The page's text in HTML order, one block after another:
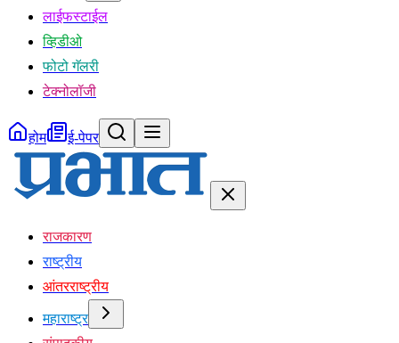
लाईफस्टाईल
व्हिडीओ
फोटो गॅलरी
टेक्नोलॉजी
होम ई-पेपर
राजकारण
राष्ट्रीय
आंतरराष्ट्रीय
महाराष्ट्र